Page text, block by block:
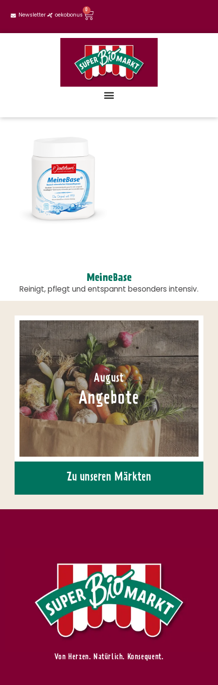
Newsletter oekobonus
0
MeineBase
Reinigt, pflegt und entspannt besonders intensiv.
August
Angebote
Zu unseren Märkten
Von Herzen. Natürlich. Konsequent.